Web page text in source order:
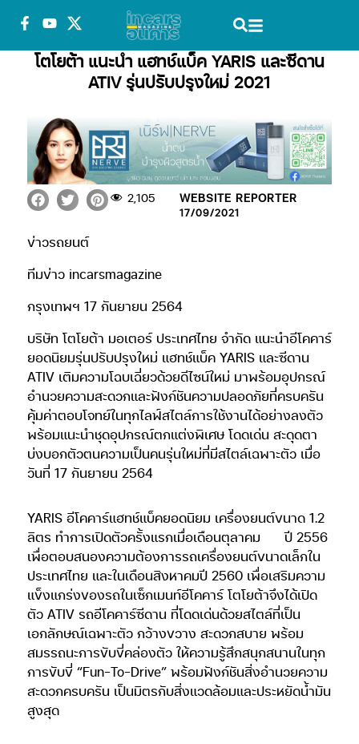
โตโยต้า แนะนำ แฮทช์แบ็ค YARIS และซีดาน
ATIV รุ่นปรับปรุงใหม่ 2021
WEBSITE REPORTER
17/09/2021
2,105
ข่าวรถยนต์
ทีมข่าว incarsmagazine
กรุงเทพฯ 17 กันยายน 2564
บริษัท โตโยต้า มอเตอร์ ประเทศไทย จำกัด แนะนำอีโคคาร์
ยอดนิยมรุ่นปรับปรุงใหม่ แฮทช์แบ็ค YARIS และซีดาน
ATIV เติมความโฉบเฉี่ยวด้วยดีไซน์ใหม่ มาพร้อมอุปกรณ์
อำนวยความสะดวกและฟังก์ชันความปลอดภัยที่ครบครัน
คุ้มค่าตอบโจทย์ในทุกไลฟ์สไตล์การใช้งานได้อย่างลงตัว
พร้อมแนะนำชุดอุปกรณ์ตกแต่งพิเศษ โดดเด่น สะดุดตา
บ่งบอกตัวตนความเป็นคนรุ่นใหม่ที่มีสไตล์เฉพาะตัว เมื่อ
วันที่ 17 กันยายน 2564
YARIS อีโคคาร์แฮทช์แบ็คยอดนิยม เครื่องยนต์ขนาด 1.2
ลิตร ทำการเปิดตัวครั้งแรกเมื่อเดือนตุลาคม
ปี 2556
เพื่อตอบสนองความต้องการรถเครื่องยนต์ขนาดเล็กใน
ประเทศไทย และในเดือนสิงหาคมปี 2560 เพื่อเสริมความ
แข็งแกร่งของรถในเซ็กเมนท์อีโคคาร์ โตโยต้าจึงได้เปิด
ตัว ATIV รถอีโคคาร์ซีดาน ที่โดดเด่นด้วยสไตล์ที่เป็น
เอกลักษณ์เฉพาะตัว กว้างขวาง สะดวกสบาย พร้อม
สมรรถนะการขับขี่คล่องตัว ให้ความรู้สึกสนุกสนานในทุก
การขับขี่ “Fun-To-Drive” พร้อมฟังก์ชันสิ่งอำนวยความ
สะดวกครบครัน เป็นมิตรกับสิ่งแวดล้อมและประหยัดน้ำมัน
สูงสุด